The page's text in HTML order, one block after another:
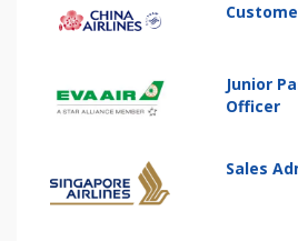
Junior
Officer
Sales